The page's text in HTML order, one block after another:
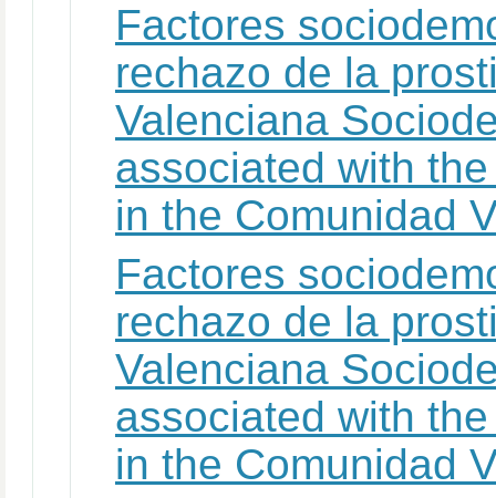
Factores
rechazo de la
Valenciana
associated with
in the Comunidad
Factores
rechazo de la
Valenciana
associated with
in the Comunidad